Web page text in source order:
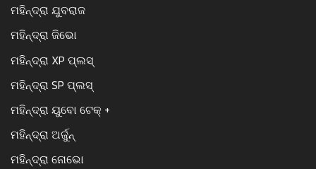
ମହିନ୍ଦ୍ରା ଯୁବରାଜ
ମହିନ୍ଦ୍ରା ଜିଭୋ
ମହିନ୍ଦ୍ରା XP ପ୍ଲସ୍
ମହିନ୍ଦ୍ରା SP ପ୍ଲସ୍
ମହିନ୍ଦ୍ରା ୟୁବୋ ଟେକ୍ +
ମହିନ୍ଦ୍ରା ଅର୍ଜୁନ୍
ମହିନ୍ଦ୍ରା ନୋଭୋ